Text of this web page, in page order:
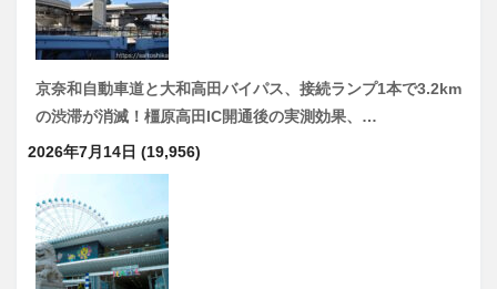
京奈和自動車道と大和高田バイパス、接続ランプ1本で3.2km
の渋滞が消滅！橿原高田IC開通後の実測効果、…
2026年7月14日 (19,956)